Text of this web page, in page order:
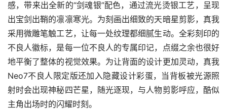
感，带来出全新的“剑魂银”配色，通过流光烫银工艺，呈现
出宝剑出鞘的凛凛寒光。为刻画出细致的天暗星剪影，真我
采用微雕笔触工艺，让每一处纹理都细腻生动。全彩刻印的
不良人徽标，是每一位不良人的专属印记，点缀之余也很好
地平衡了整体的视觉效果。为让背面的设计更加灵动，真我
Neo7不良人限定版还加入隐藏设计彩蛋，当背板被光源照
射时会出现神秘四芒星，随光逐现，与人物剪影呼应，酷似
主角出场时的闪耀时刻。